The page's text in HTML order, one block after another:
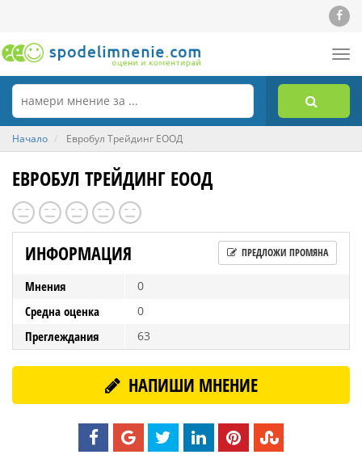
Начало Евробул Трейдинг ЕООД
ЕВРОБУЛ ТРЕЙДИНГ ЕООД
ИНФОРМАЦИЯ ПРЕДЛОЖИ ПРОМЯНА
Мнения 0
Средна оценка 0
Преглеждания 63
НАПИШИ МНЕНИЕ